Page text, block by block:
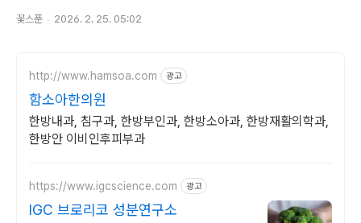
꽃스푼 2026. 2. 25. 05:02
http://www.hamsoa.com 광고
함소아한의원
한방내과, 침구과, 한방부인과, 한방소아과, 한방재활의학과,
한방안 이비인후피부과
https://www.igcscience.com 광고
IGC 브로리코 성분연구소